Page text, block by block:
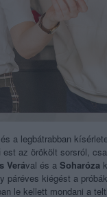
a legbátrabban
est az örökölt sorsról,
Verával és a Soharóza
páréves kiégést a
le kellett mondani a